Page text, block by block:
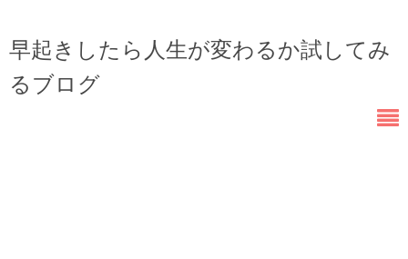
早起きしたら人生が変わるか試してみ
るブログ